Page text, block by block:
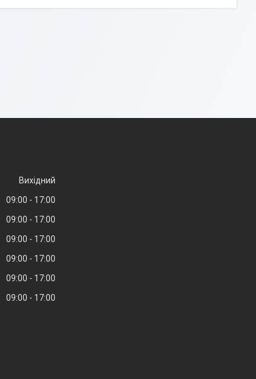
Вихідний
09:00
17:00
09:00
17:00
09:00
17:00
09:00
17:00
09:00
17:00
09:00 17:00